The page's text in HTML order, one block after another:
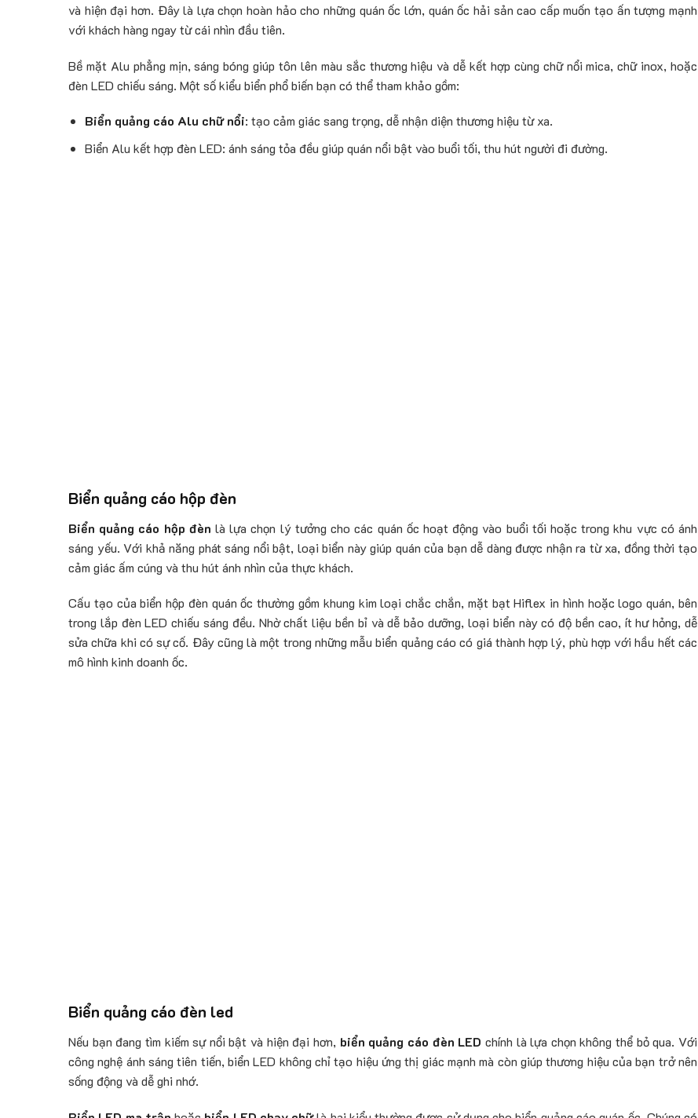
và hiện đại hơn. Đây là lựa chọn hoàn hảo cho những quán ốc lớn, quán ốc hải sản cao cấp muốn tạo ấn tượng mạnh
với khách hàng ngay từ cái nhìn đầu tiên.
Bề mặt Alu phẳng mịn, sáng bóng giúp tôn lên màu sắc thương hiệu và dễ kết hợp cùng chữ nổi mica, chữ inox, hoặc
đèn LED chiếu sáng. Một số kiểu biển phổ biến bạn có thể tham khảo gồm:
Biển quảng cáo Alu chữ nổi: tạo cảm giác sang trọng, dễ nhận diện thương hiệu từ xa.
Biển Alu kết hợp đèn LED: ánh sáng tỏa đều giúp quán nổi bật vào buổi tối, thu hút người đi đường.
Biển quảng cáo hộp đèn
Biển quảng cáo hộp đèn là lựa chọn lý tưởng cho các quán ốc hoạt động vào buổi tối hoặc trong khu vực có ánh
sáng yếu. Với khả năng phát sáng nổi bật, loại biển này giúp quán của bạn dễ dàng được nhận ra từ xa, đồng thời tạo
cảm giác ấm cúng và thu hút ánh nhìn của thực khách.
Cấu tạo của biển hộp đèn quán ốc thường gồm khung kim loại chắc chắn, mặt bạt Hiflex in hình hoặc logo quán, bên
trong lắp đèn LED chiếu sáng đều. Nhờ chất liệu bền bỉ và dễ bảo dưỡng, loại biển này có độ bền cao, ít hư hỏng, dễ
sửa chữa khi có sự cố. Đây cũng là một trong những mẫu biển quảng cáo có giá thành hợp lý, phù hợp với hầu hết các
mô hình kinh doanh ốc.
Biển quảng cáo đèn led
Nếu bạn đang tìm kiếm sự nổi bật và hiện đại hơn, biển quảng cáo đèn LED chính là lựa chọn không thể bỏ qua. Với
công nghệ ánh sáng tiên tiến, biển LED không chỉ tạo hiệu ứng thị giác mạnh mà còn giúp thương hiệu của bạn trở nên
sống động và dễ ghi nhớ.